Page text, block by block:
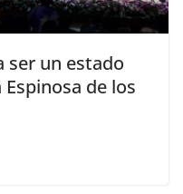
ser un estado
de los